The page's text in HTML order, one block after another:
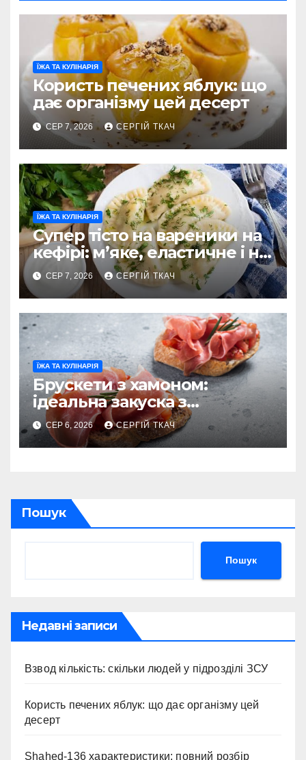
ЇЖА ТА КУЛІНАРІЯ
Користь печених яблук: що
дає організму цей десерт
СЕР 7, 2026 СЕРГІЙ ТКАЧ
ЇЖА ТА КУЛІНАРІЯ
Супер тісто на вареники на
кефірі: м’яке, еластичне і не
рветься
СЕР 7, 2026 СЕРГІЙ ТКАЧ
ЇЖА ТА КУЛІНАРІЯ
Брускети з хамоном:
ідеальна закуска з
характером
СЕР 6, 2026 СЕРГІЙ ТКАЧ
Пошук
Пошук
Недавні записи
Взвод кількість: скільки людей у підрозділі ЗСУ
Користь печених яблук: що дає організму цей
десерт
Shahed-136 характеристики: повний розбір